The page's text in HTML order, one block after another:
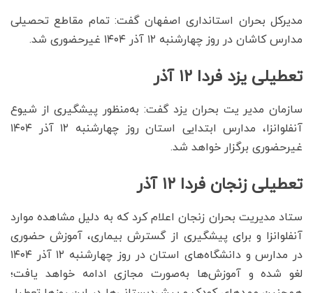
مدیرکل بحران استانداری اصفهان گفت: تمام مقاطع تحصیلی
مدارس کاشان در روز چهارشنبه ۱۲ آذر ۱۴۰۴ غیرحضوری شد.
تعطیلی یزد فردا ۱۲ آذر
سازمان مدیر یت بحران یزد گفت: به‌منظور پیشگیری از شیوع
آنفلوانزا، مدارس ابتدایی استان روز چهارشنبه ۱۲ آذر ۱۴۰۴
غیرحضوری برگزار خواهد شد.
تعطیلی زنجان فردا ۱۲ آذر
ستاد مدیریت بحران زنجان اعلام کرد که به دلیل مشاهده موارد
آنفلوانزا و برای پیشگیری از گسترش بیماری، آموزش حضوری
در مدارس و دانشگاه‌های استان در روز چهارشنبه ۱۲ آذر ۱۴۰۴
لغو شده و آموزش‌ها به‌صورت مجازی ادامه خواهد یافت؛